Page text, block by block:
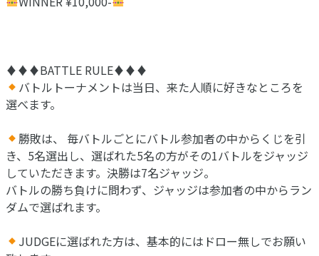
♦︎♦︎♦︎BATTLE RULE♦︎♦︎♦︎
バトルトーナメントは当日、来た人順に好きなところを
選べます。
勝敗は、 毎バトルごとにバトル参加者の中からくじを引
き、5名選出し、選ばれた5名の方がその1バトルをジャッジ
していただきます。決勝は7名ジャッジ。
バトルの勝ち負けに問わず、ジャッジは参加者の中からラン
ダムで選ばれます。
JUDGEに選ばれた方は、基本的にはドロー無しでお願い